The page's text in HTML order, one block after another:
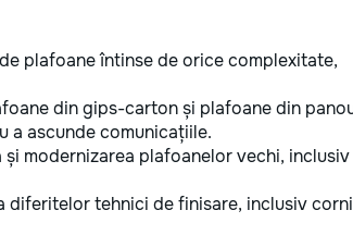
plafoane întinse de orice complexitate,
din gips-carton și plafoane din
a ascunde comunicațiile.
și modernizarea plafoanelor vechi, inclusiv
diferitelor tehnici de finisare, inclusiv